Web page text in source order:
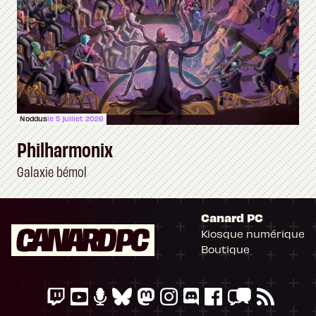
Noddusle 5 juillet 2026
Philharmonix
Galaxie bémol
Canard PC
Kiosque numérique
Boutique